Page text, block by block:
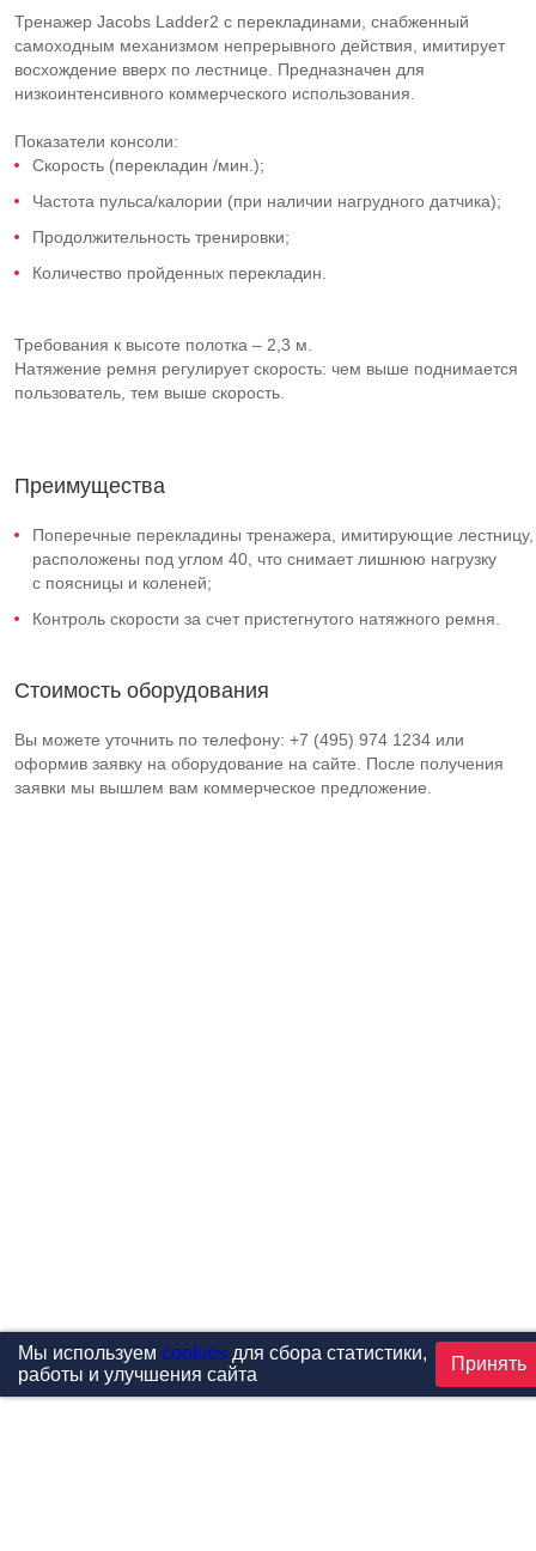
Тренажер Jacobs Ladder2 с перекладинами, снабженный
самоходным механизмом непрерывного действия, имитирует
восхождение вверх по лестнице. Предназначен для
низкоинтенсивного коммерческого использования.
Показатели консоли:
Скорость (перекладин /мин.);
Частота пульса/калории (при наличии нагрудного датчика);
Продолжительность тренировки;
Количество пройденных перекладин.
Требования к высоте полотка – 2,3 м.
Натяжение ремня регулирует скорость: чем выше поднимается
пользователь, тем выше скорость.
Преимущества
Поперечные перекладины тренажера, имитирующие лестницу,
расположены под углом 40, что снимает лишнюю нагрузку
с поясницы и коленей;
Контроль скорости за счет пристегнутого натяжного ремня.
Стоимость оборудования
Вы можете уточнить по телефону: +7 (495) 974 1234 или
оформив заявку на оборудование на сайте. После получения
заявки мы вышлем вам коммерческое предложение.
Мы используем cookiesдля сбора статистики,
работы и улучшения сайта
Принять